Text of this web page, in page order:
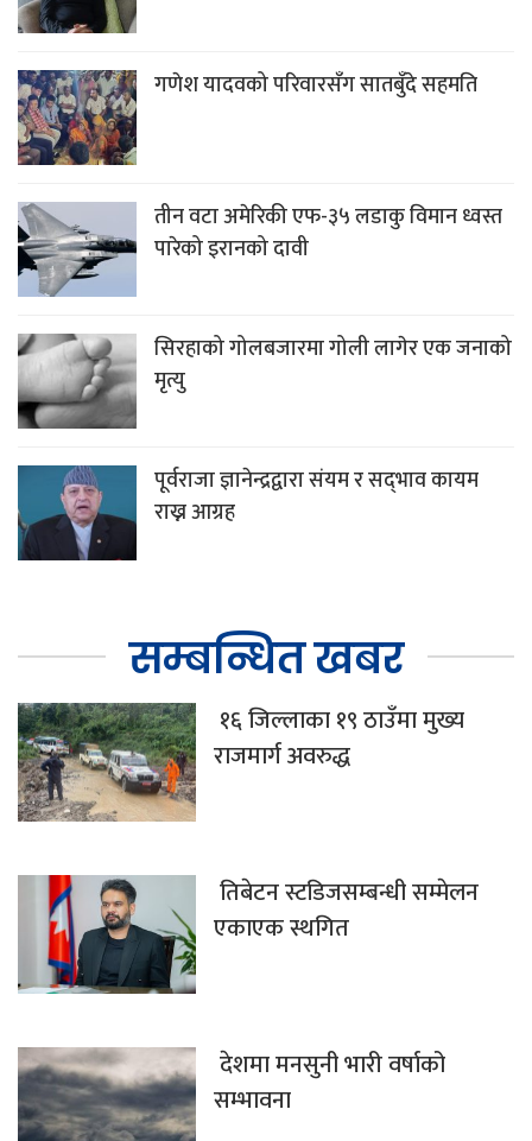
गणेश यादवको परिवारसँग सातबुँदे सहमति
तीन वटा अमेरिकी एफ-३५ लडाकु विमान ध्वस्त
पारेको इरानको दावी
सिरहाको गोलबजारमा गोली लागेर एक जनाको
मृत्यु
पूर्वराजा ज्ञानेन्द्रद्वारा संयम र सद्‌भाव कायम
राख्न आग्रह
सम्बन्धित खबर
१६ जिल्लाका १९ ठाउँमा मुख्य
राजमार्ग अवरुद्ध
तिबेटन स्टडिजसम्बन्धी सम्मेलन
एकाएक स्थगित
देशमा मनसुनी भारी वर्षाको
सम्भावना